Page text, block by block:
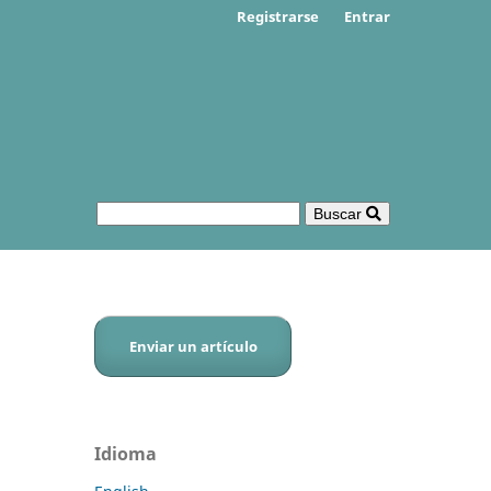
Buscar
Registrarse Entrar
Enviar un artículo
Idioma